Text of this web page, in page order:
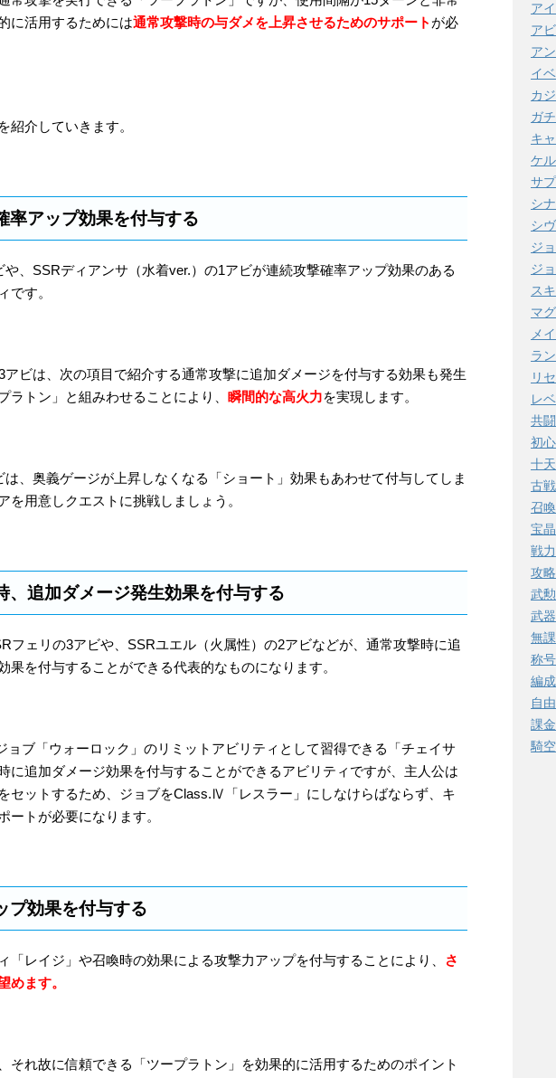
に活用するためには通常攻撃時の与ダメを上昇させるためのサポート が必
紹介していきます。
アップ効果を付与する
や、SSRディアンサ（水着ver.）の1アビが連続攻撃確率アップ効果のある
です。
アビは、次の項目で紹介する通常攻撃に追加ダメージを付与する効果も発生
ラトン」と組みわせることにより、 瞬間的な高火力を実現します。
は、奥義ゲージが上昇しなくなる「ショート」効果もあわせて付与してしま
を用意しクエストに挑戦しましょう。
追加ダメージ発生効果を付与する
フェリの3アビや、SSRユエル（火属性）の2アビなどが、通常攻撃時に追
果を付与することができる代表的なものになります。
ブ「ウォーロック」のリミットアビリティとして習得できる「チェイサ
に追加ダメージ効果を付与することができるアビリティですが、主人公は
セットするため、ジョブをClass.Ⅳ「レスラー」にしなけらばならず、キ
ートが必要になります。
効果を付与する
「レイジ」や召喚時の効果による攻撃力アップを付与することにより、
さ
めます。
それ故に信頼できる「ツープラトン」を効果的に活用するためのポイント
ア
ア
ア
イ
カ
ガ
キ
ケ
サ
シ
シ
ジ
ジ
ス
マ
メ
ラ
リ
レ
共闘
初
十
古
召
宝
戦力
攻略
武
武器
無
称号
編成
自
課
騎